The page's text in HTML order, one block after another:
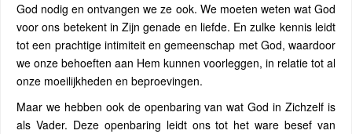
God nodig en ontvangen we ze ook. We moeten weten wat God
voor ons betekent in Zijn genade en liefde. En zulke kennis leidt
tot een prachtige intimiteit en gemeenschap met God, waardoor
we onze behoeften aan Hem kunnen voorleggen, in relatie tot al
onze moeilijkheden en beproevingen.
Maar we hebben ook de openbaring van wat God in Zichzelf is
als Vader. Deze openbaring leidt ons tot het ware besef van